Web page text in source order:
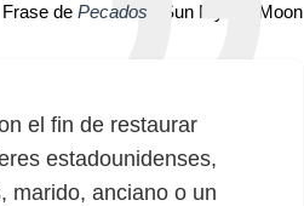
Frase de Pecados | Sun Myung Moon
el fin de restaurar
estadounidenses,
marido, anciano o un